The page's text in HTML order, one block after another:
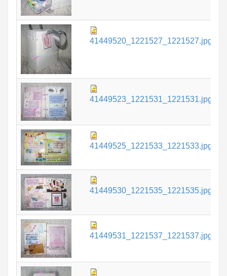
41449520_1221527_1221527.jpg
41449523_1221531_1221531.jpg
41449525_1221533_1221533.jpg
41449530_1221535_1221535.jpg
41449531_1221537_1221537.jpg